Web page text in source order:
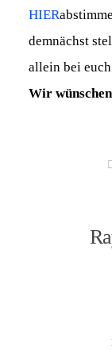
HIER
demnächst
allein bei
Wir